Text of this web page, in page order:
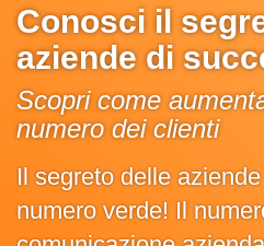
Conosci il
aziende di
Scopri come
numero dei clienti
Il segreto delle
numero verde! Il